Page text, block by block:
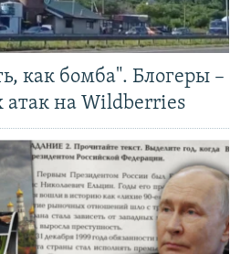
как бомба". Блогеры –
атак на Wildberries